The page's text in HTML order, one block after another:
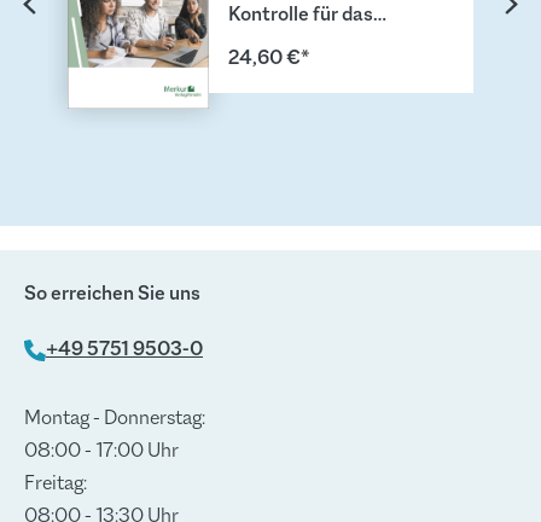
Kontrolle für das
kaufmännische
Berufskolleg I
24,60 €*
So erreichen Sie uns
+49 5751 9503-0
Montag - Donnerstag:
08:00 - 17:00 Uhr
Freitag:
08:00 - 13:30 Uhr